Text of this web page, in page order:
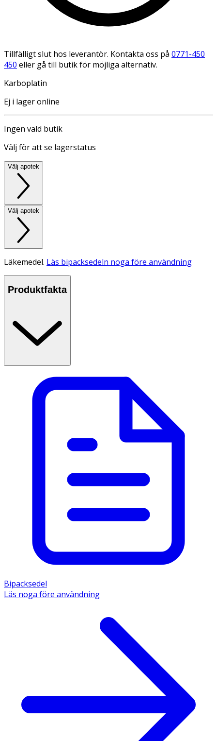
Tillfälligt slut hos leverantör. Kontakta oss på 0771-450
450 eller gå till butik för möjliga alternativ.
Karboplatin
Ej i lager online
Ingen vald butik
Välj för att se lagerstatus
Välj apotek
Välj apotek
Läkemedel. Läs bipacksedeln noga före användning
Produktfakta
Bipacksedel
Läs noga före användning